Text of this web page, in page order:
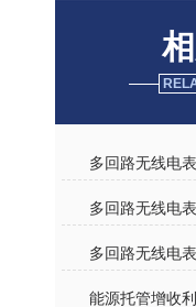
多回路无线电
多回路无线电
多回路无线电